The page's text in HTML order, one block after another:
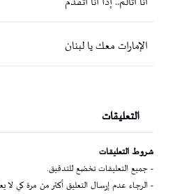
الإمارات معك يا لبنان
التعليقات
شروط التعليقات
- جميع التعليقات تخضع للتدقيق.
- الرجاء عدم إرسال التعليق أكثر من مرة كي لا